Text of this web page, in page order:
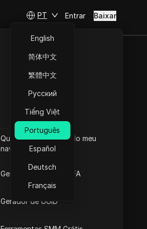
Qual é o User Agent do meu
navegador
Gerador de Código 2FA
Gerador de UUID
PT
English
简体中文
繁體中文
Русский
Tiếng Việt
Português
Español
Deutsch
Français
Entrar Baixar